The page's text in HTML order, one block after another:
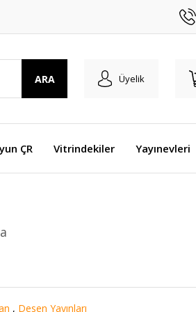
ARA Üyelik
ÇR Vitrindekiler Yayınevleri
, Desen Yayınları